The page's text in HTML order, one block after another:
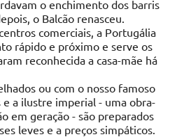
o enchimento dos barris
o Balcão renasceu.
comerciais, a Portugália
rápido e próximo e serve os
reconhecida a casa-mãe há
ou com o nosso famoso
a ilustre imperial - uma obra-
em geração - são preparados
leves e a preços simpáticos.